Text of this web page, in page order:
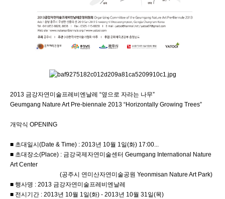
2013 금강자연미술프레비엔날레 “옆으로 자라는 나무”
Geumgang Nature Art Pre-biennale 2013 “Horizontally Growing Trees”
개막식 OPENING
■ 초대일시(Date & Time) : 2013년 10월 1일(화) 17:00...
■ 초대장소(Place) : 금강국제자연미술센터 Geumgang International Nature
Art Center
(공주시 연미산자연미술공원 Yeonmisan Nature Art Park)
■ 행사명 : 2013 금강자연미술프레비엔날레
■ 전시기간 : 2013년 10월 1일(화) - 2013년 10월 31일(목)